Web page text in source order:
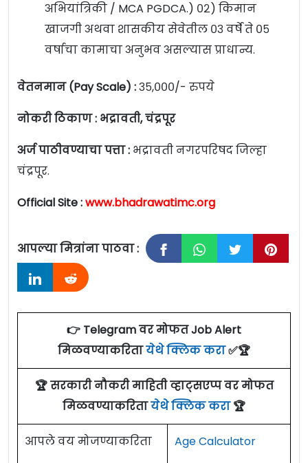
अभियांत्रिकी / MCA PGDCA.) ०२) किमान
खाजगी अथवा शासकीय सेवेतील ०३ वर्षे ते ०५
वर्षाचा कामाचा अनुभव असल्यास प्राधान्य.
वेतनमान (Pay Scale) :३५,०००/- रुपये
नोकरी ठिकाण : भद्रावती, चंद्रपूर
अर्ज पाठीवण्याचा पत्ता : भद्रावती नगरपरिषद जिल्हा
चंद्रपूर.
Official Site :www.bhadrawatimc.org
आपल्या मित्रांना पाठवा :
👉 Telegram वर मोफत Job Alert
मिळवण्याकरितायेथे क्लिक करा✅🏆
🏆 सरकारी नौकरी माहिती व्हाट्सएप्प वर मोफत
मिळवण्याकरितायेथे क्लिक करा🏆
आपले वय मोजण्याकरिता Age Calculator